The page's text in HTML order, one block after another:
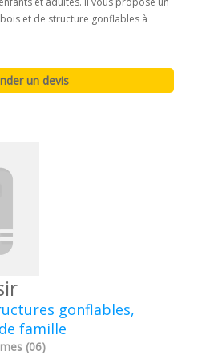
et de structure gonflables à
gonflables,
famille
(06)